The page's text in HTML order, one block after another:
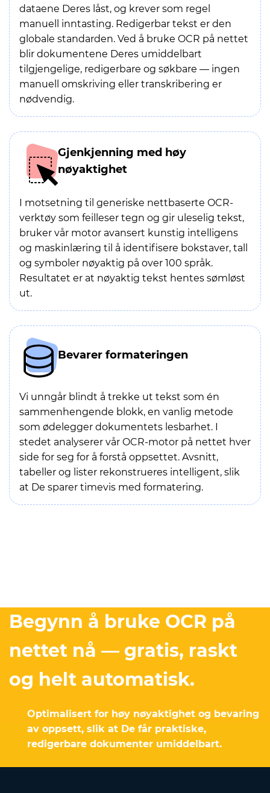
dataene Deres låst, og krever som regel
manuell inntasting. Redigerbar tekst er den
globale standarden. Ved å bruke OCR på nettet
blir dokumentene Deres umiddelbart
tilgjengelige, redigerbare og søkbare — ingen
manuell omskriving eller transkribering er
nødvendig.
Gjenkjenning med høy
nøyaktighet
I motsetning til generiske nettbaserte OCR-
verktøy som feilleser tegn og gir uleselig tekst,
bruker vår motor avansert kunstig intelligens
og maskinlæring til å identifisere bokstaver, tall
og symboler nøyaktig på over 100 språk.
Resultatet er at nøyaktig tekst hentes sømløst
ut.
Bevarer formateringen
Vi unngår blindt å trekke ut tekst som én
sammenhengende blokk, en vanlig metode
som ødelegger dokumentets lesbarhet. I
stedet analyserer vår OCR-motor på nettet hver
side for seg for å forstå oppsettet. Avsnitt,
tabeller og lister rekonstrueres intelligent, slik
at De sparer timevis med formatering.
Begynn å bruke OCR på
nettet nå — gratis, raskt
og helt automatisk.
Optimalisert for høy nøyaktighet og bevaring
av oppsett, slik at De får praktiske,
redigerbare dokumenter umiddelbart.